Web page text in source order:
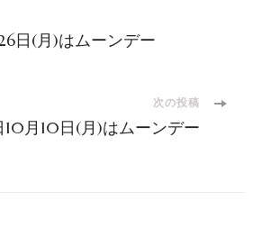
日(月)はムーンデー
次の投稿
10月10日(月)はムーンデー